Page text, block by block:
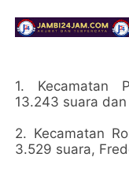
1. Kecamatan
13.243 suara
2. Kecamatan
3.529 suara,